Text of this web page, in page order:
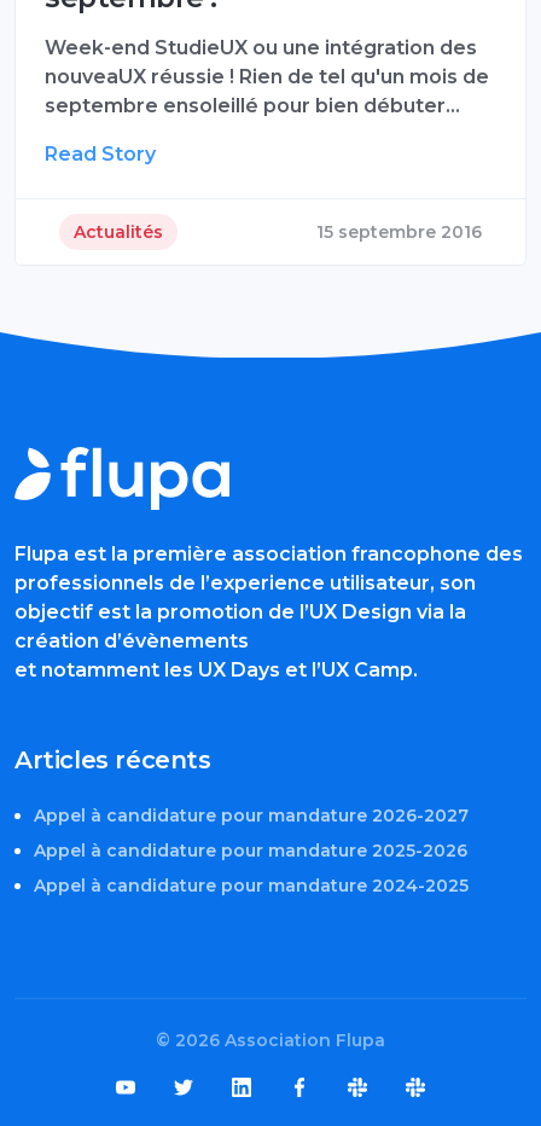
Week-end StudieUX ou une intégration des
nouveaUX réussie ! Rien de tel qu'un mois de
septembre ensoleillé pour bien débuter…
Read Story
Actualités 15 septembre 2016
Flupa est la première association francophone des
professionnels de l’experience utilisateur, son
objectif est la promotion de l’UX Design via la
création d’évènements
et notamment les UX Days et l’UX Camp.
Articles récents
Appel à candidature pour mandature 2026-2027
Appel à candidature pour mandature 2025-2026
Appel à candidature pour mandature 2024-2025
© 2026 Association Flupa